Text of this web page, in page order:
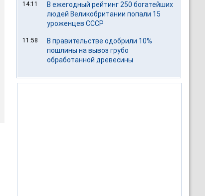
14:11
В ежегодный рейтинг 250 богатейших
людей Великобритании попали 15
уроженцев СССР
11:58
В правительстве одобрили 10%
пошлины на вывоз грубо
обработанной древесины